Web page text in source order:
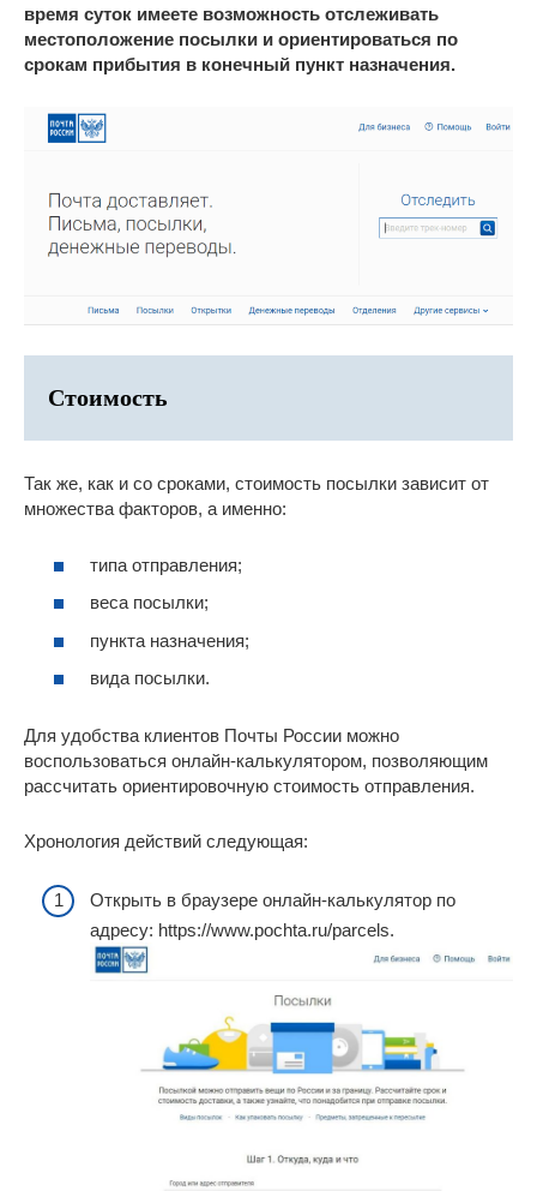
время суток имеете возможность отслеживать
местоположение посылки и ориентироваться по
срокам прибытия в конечный пункт назначения.
Стоимость
Так же, как и со сроками, стоимость посылки зависит от
множества факторов, а именно:
типа отправления;
веса посылки;
пункта назначения;
вида посылки.
Для удобства клиентов Почты России можно
воспользоваться онлайн-калькулятором, позволяющим
рассчитать ориентировочную стоимость отправления.
Хронология действий следующая:
Открыть в браузере онлайн-калькулятор по
адресу: https://www.pochta.ru/parcels.